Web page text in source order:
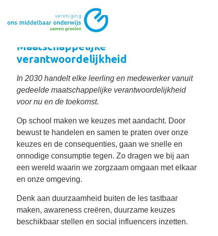
Maatschappelijke
verantwoordelijkheid
In 2030 handelt elke leerling en medewerker vanuit
gedeelde maatschappelijke verantwoordelijkheid
voor nu en de toekomst.
Op school maken we keuzes met aandacht. Door
bewust te handelen en samen te praten over onze
keuzes en de consequenties, gaan we snelle en
onnodige consumptie tegen. Zo dragen we bij aan
een wereld waarin we zorgzaam omgaan met elkaar
en onze omgeving.
Denk aan duurzaamheid buiten de les tastbaar
maken, awareness creëren, duurzame keuzes
beschikbaar stellen en social influencers inzetten.